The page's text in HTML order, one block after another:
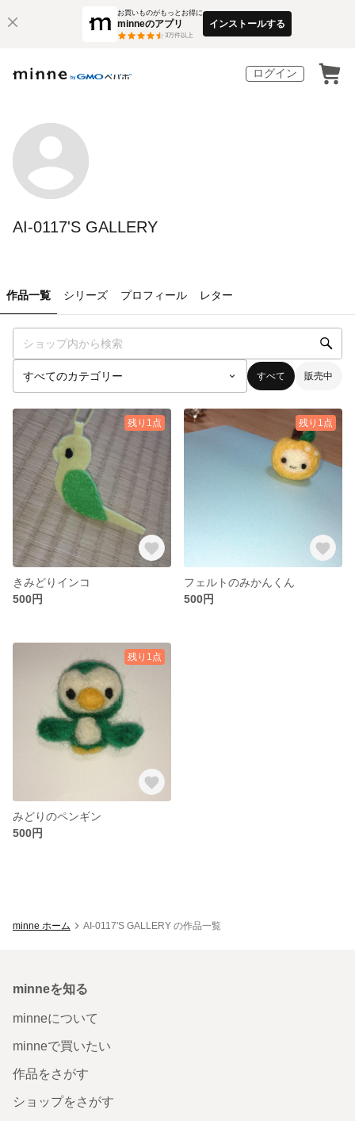
お買いものがもっとお得に
minneのアプリ
3万件以上
インストールする
ログイン
AI-0117'S GALLERY
作品一覧 シリーズ プロフィール レター
すべて 販売中
残り1点
きみどりインコ
500円
残り1点
フェルトのみかんくん
500円
残り1点
みどりのペンギン
500円
minne ホーム AI-0117'S GALLERY の作品一覧
minneを知る
minneについて
minneで買いたい
作品をさがす
ショップをさがす